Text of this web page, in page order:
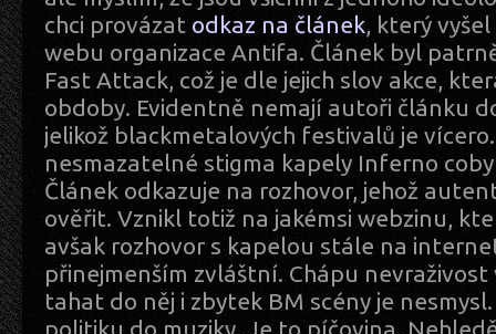
chci provázat odkaz na článek, který
webu organizace Antifa. Článek byl
Fast Attack, což je dle jejich slov akce,
obdoby. Evidentně nemají autoři článku
jelikož blackmetalových festivalů je
nesmazatelné stigma kapely Inferno
Článek odkazuje na rozhovor, jehož
ověřit. Vznikl totiž na jakémsi webzinu,
avšak rozhovor s kapelou stále na
přinejmenším zvláštní. Chápu nevraživost
tahat do něj i zbytek BM scény je
politiku do muziky. Je to píčovina.